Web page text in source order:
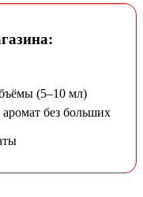
(5–10 мл)
без больших